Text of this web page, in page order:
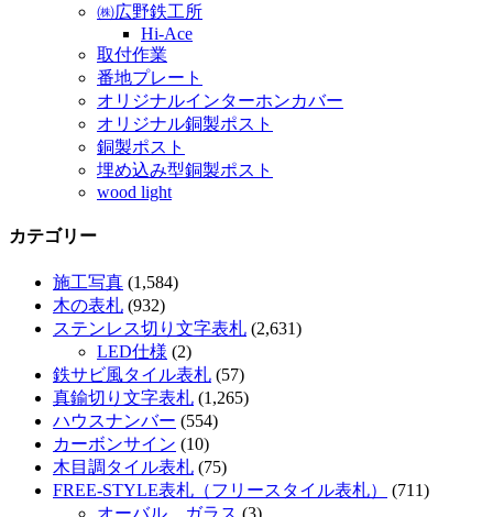
㈱広野鉄工所
Hi-Ace
取付作業
番地プレート
オリジナルインターホンカバー
オリジナル銅製ポスト
銅製ポスト
埋め込み型銅製ポスト
wood light
カテゴリー
施工写真 (1,584)
木の表札 (932)
ステンレス切り文字表札 (2,631)
LED仕様 (2)
鉄サビ風タイル表札 (57)
真鍮切り文字表札 (1,265)
ハウスナンバー (554)
カーボンサイン (10)
木目調タイル表札 (75)
FREE-STYLE表札（フリースタイル表札）
(711)